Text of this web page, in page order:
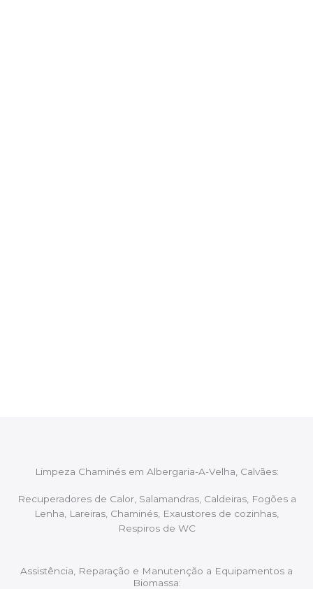
Limpeza Chaminés em Albergaria-A-Velha, Calvães:
Recuperadores de Calor, Salamandras, Caldeiras, Fogões a
Lenha, Lareiras, Chaminés, Exaustores de cozinhas,
Respiros de WC
Assistência, Reparação e Manutenção a Equipamentos a
Biomassa: